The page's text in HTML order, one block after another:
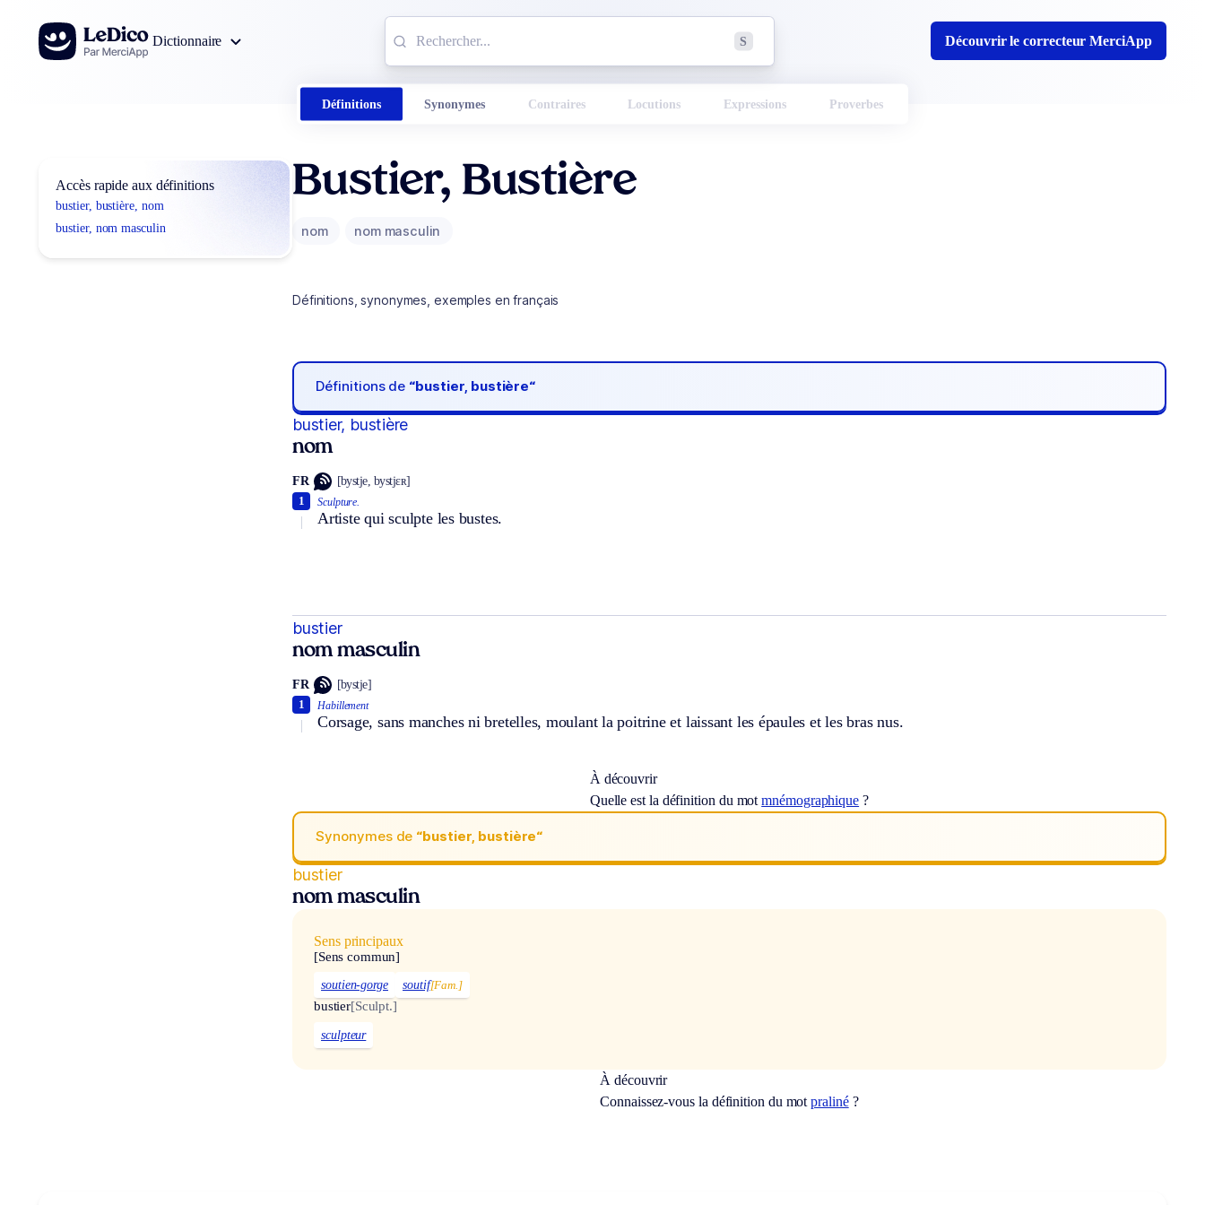
Aller au contenu
Dictionnaire
S Découvrir le correcteur MerciApp
Définitions Synonymes Contraires Locutions Expressions Proverbes
Accès rapide aux définitions
bustier, bustière, nom
bustier, nom masculin
Bustier, Bustière
nom nom masculin
Définitions, synonymes, exemples en français
Définitions de “bustier, bustière“
bustier, bustière
nom
FR [bystje, bystjɛʀ]
Sculpture.
Artiste qui sculpte les bustes.
1
bustier
nom masculin
FR [bystje]
Habillement
Corsage, sans manches ni bretelles, moulant la poitrine et laissant les épaules et les bras nus.
1
À découvrir
Quelle est la définition du motmnémographique ?
Synonymes de “bustier, bustière“
bustier
nom masculin
Sens principaux
[Sens commun]
soutien-gorge soutif[Fam.]
bustier[Sculpt.]
sculpteur
À découvrir
Connaissez-vous la définition du motpraliné?